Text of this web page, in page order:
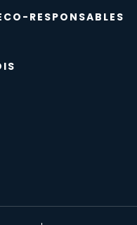
RESPONSABLES